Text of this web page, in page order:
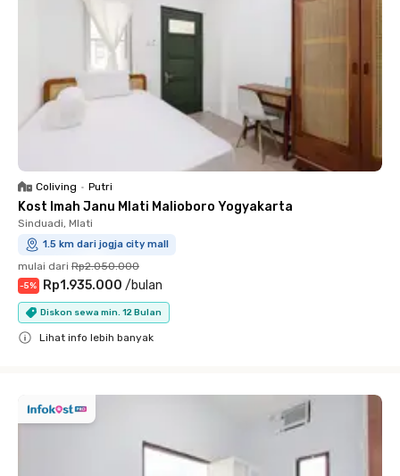
Coliving • Putri
Kost Imah Janu Mlati Malioboro Yogyakarta
Sinduadi, Mlati
1.5 km dari jogja city mall
mulai dari Rp2.050.000
-5% Rp1.935.000 /bulan
Diskon sewa min. 12 Bulan
Lihat info lebih banyak